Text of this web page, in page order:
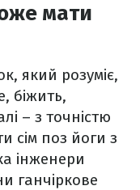
мати
який розуміє,
біжить,
– з точністю
сім поз йоги з
інженери
ганчіркове